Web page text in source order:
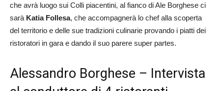
che avrà luogo sui Colli piacentini, al fianco di Ale Borghese ci
sarà Katia Follesa, che accompagnerà lo chef alla scoperta
del territorio e delle sue tradizioni culinarie provando i piatti dei
ristoratori in gara e dando il suo parere super partes.
Alessandro Borghese – Intervista